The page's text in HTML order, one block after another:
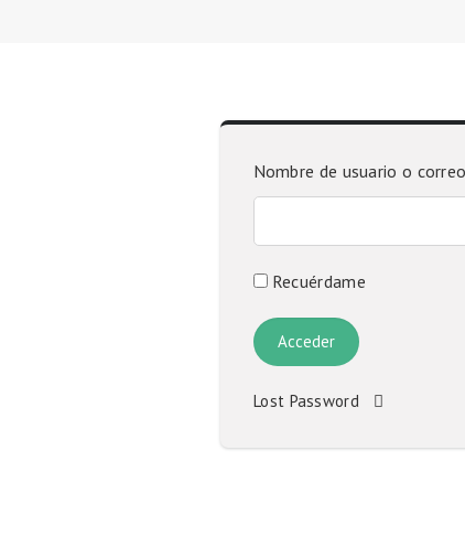
Nombre de usuario o
Recuérdame
Lost Password